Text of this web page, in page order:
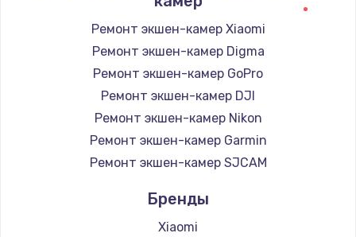
Замена / ремонт электронного модуля
Заказать
Замена конфорки
Заказать
Замена платы сенсора
900 руб.
Ремонт экшен-камер Xiaomi
Ремонт экшен-камер Digma
Ремонт экшен-камер GoPro
Ремонт экшен-камер DJI
Ремонт экшен-камер Nikon
Ремонт экшен-камер Garmin
Ремонт экшен-камер SJCAM
Бренды
Xiaomi